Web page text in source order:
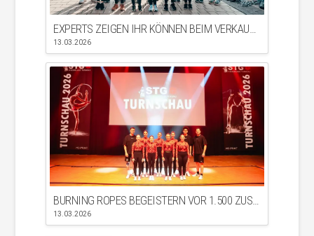
13.03.2026
BURNING ROPES BEGEISTERN VOR 1.500 ZUSCHAUER*INNEN
13.03.2026